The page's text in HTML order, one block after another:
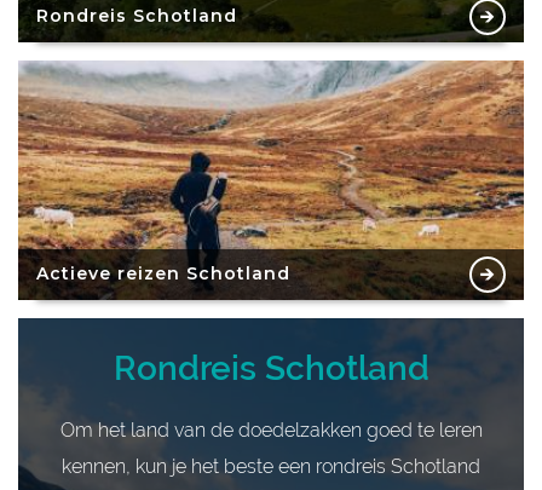
Rondreis Schotland
Actieve reizen Schotland
Rondreis Schotland
Om het land van de doedelzakken goed te leren
kennen, kun je het beste een rondreis Schotland